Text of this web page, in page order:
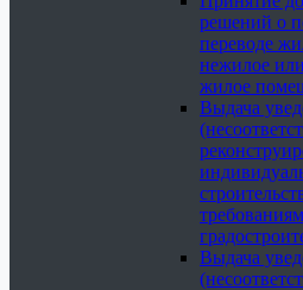
решений о
переводе
нежилое
жилое
Выдача
Выдача